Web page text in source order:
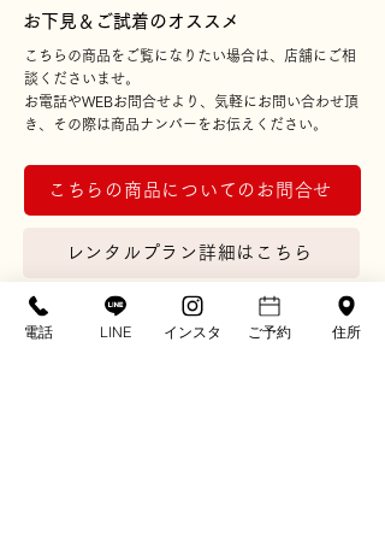
​お下見＆ご試着のオススメ
こちらの商品をご覧になりたい場合は、店舗にご相
談くださいませ。
お電話やWEBお問合せより、気軽にお問い合わせ頂
き、その際は商品ナンバーをお伝えください。
こちらの商品についてのお問合せ
レンタルプラン詳細はこちら
シェアする
電話 LINE インスタ ご予約 住所